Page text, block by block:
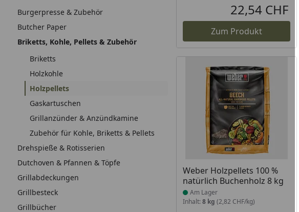
Burgerpresse & Zubehör
Butcher Paper
Briketts, Kohle, Pellets & Zubehör
Briketts
Holzkohle
Holzpellets
Gaskartuschen
Grillanzünder & Anzündkamine
Zubehör für Kohle, Briketts & Pellets
Drehspieße & Rotisserien
Dutchoven & Pfannen & Töpfe
Grillabdeckungen
Grillbesteck
Grillbücher
22,54 CHF
Zum Produkt
Weber Holzpellets 100 %
natürlich Buchenholz 8 kg
Produkt am Lager
Am Lager
Inhalt: 8 kg (2,82 CHF/kg)